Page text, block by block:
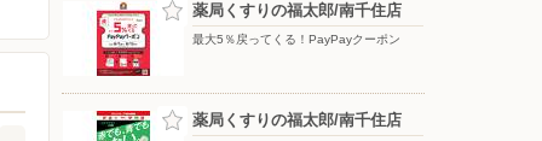
薬局くすりの福太郎/南千住店
最大5％戻ってくる！PayPayクーポン
薬局くすりの福太郎/南千住店